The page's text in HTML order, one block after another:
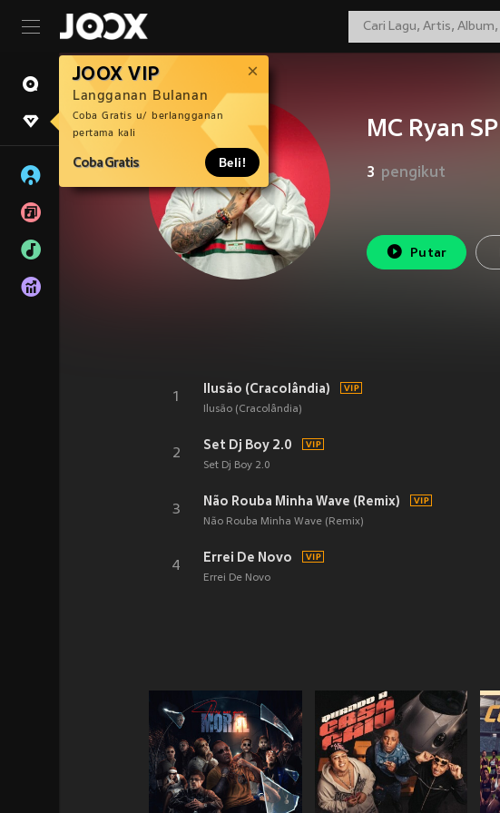
JOOX VIP
Langganan Bulanan
Coba Gratis u/ berlangganan
pertama kali
Coba Gratis Beli!
MC Ryan SP
3 pengikut
Putar
1
Ilusão (Cracolândia)
Ilusão (Cracolândia)
2
Set Dj Boy 2.0
Set Dj Boy 2.0
3
Não Rouba Minha Wave (Remix)
Não Rouba Minha Wave (Remix)
4
Errei De Novo
Errei De Novo